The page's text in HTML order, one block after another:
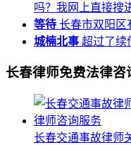
吗？我网上直接搜
等待 长春市双阳区
城楠北事 超过了续
长春律师免费法律咨
长春交通事故律师